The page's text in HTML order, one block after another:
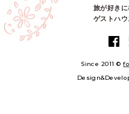
旅が好きに
ゲストハ
Since 2011 ©